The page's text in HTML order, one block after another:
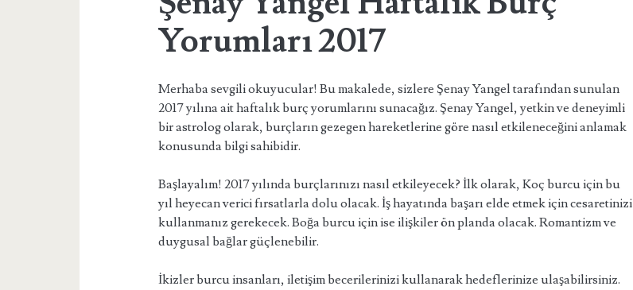
Yorumları 2017
Merhaba sevgili okuyucular! Bu makalede, sizlere Şenay Yangel tarafından sunulan
2017 yılına ait haftalık burç yorumlarını sunacağız. Şenay Yangel, yetkin ve deneyimli
bir astrolog olarak, burçların gezegen hareketlerine göre nasıl etkileneceğini anlamak
konusunda bilgi sahibidir.
Başlayalım! 2017 yılında burçlarınızı nasıl etkileyecek? İlk olarak, Koç burcu için bu
yıl heyecan verici fırsatlarla dolu olacak. İş hayatında başarı elde etmek için cesaretinizi
kullanmanız gerekecek. Boğa burcu için ise ilişkiler ön planda olacak. Romantizm ve
duygusal bağlar güçlenebilir.
İkizler burcu insanları, iletişim becerilerinizi kullanarak hedeflerinize ulaşabilirsiniz.